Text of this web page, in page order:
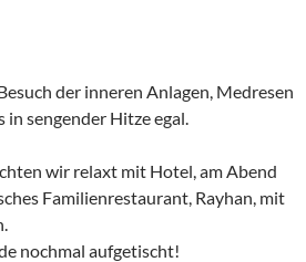
der inneren Anlagen, Medresen
in sengender Hitze egal.
wir relaxt mit Hotel, am Abend
Familienrestaurant, Rayhan, mit
nochmal aufgetischt!